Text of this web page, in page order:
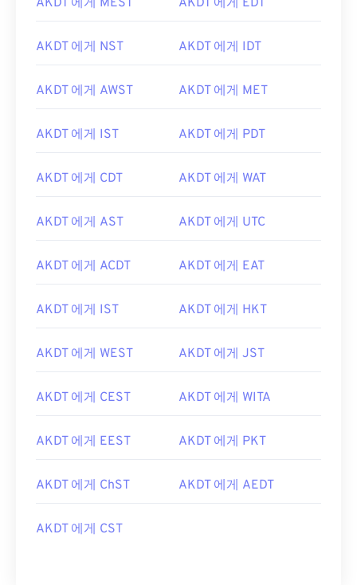
AKDT 에게 MEST AKDT 에게 EDT
AKDT 에게 NST AKDT 에게 IDT
AKDT 에게 AWST AKDT 에게 MET
AKDT 에게 IST AKDT 에게 PDT
AKDT 에게 CDT AKDT 에게 WAT
AKDT 에게 AST AKDT 에게 UTC
AKDT 에게 ACDT AKDT 에게 EAT
AKDT 에게 IST AKDT 에게 HKT
AKDT 에게 WEST AKDT 에게 JST
AKDT 에게 CEST AKDT 에게 WITA
AKDT 에게 EEST AKDT 에게 PKT
AKDT 에게 ChST AKDT 에게 AEDT
AKDT 에게 CST